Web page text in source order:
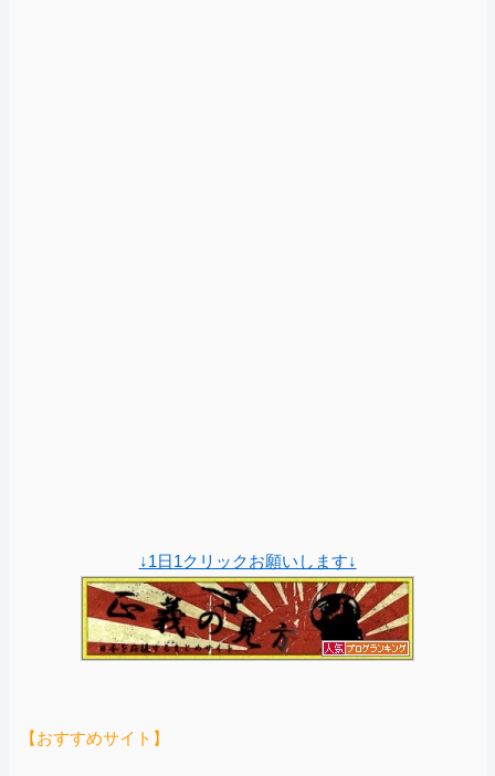
↓1日1クリックお願いします↓
【おすすめサイト】